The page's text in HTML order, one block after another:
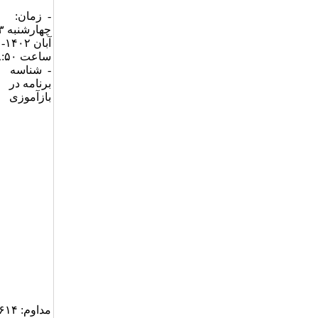
- زمان:
آبان ۱۴۰۲-
ساعت ۸:۵۰
- شناسه
برنامه در
بازآموزی
مداوم: ۲۰۳۶۱۴